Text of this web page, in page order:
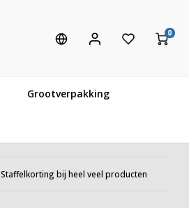
0
Grootverpakking
Staffelkorting bij heel veel producten